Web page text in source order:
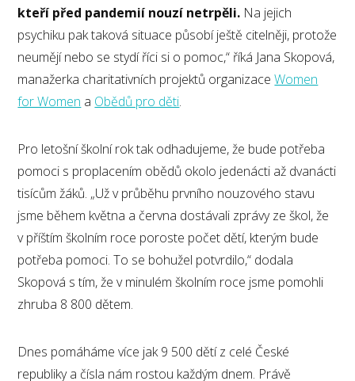
kteří před pandemií nouzí netrpěli. Na jejich
psychiku pak taková situace působí ještě citelněji, protože
neumějí nebo se stydí říci si o pomoc,“ říká Jana Skopová,
manažerka charitativních projektů organizaceWomen
for Women a Obědů pro děti.
Pro letošní školní rok tak odhadujeme, že bude potřeba
pomoci s proplacením obědů okolo jedenácti až dvanácti
tisícům žáků. „Už v průběhu prvního nouzového stavu
jsme během května a června dostávali zprávy ze škol, že
v příštím školním roce poroste počet dětí, kterým bude
potřeba pomoci. To se bohužel potvrdilo,“ dodala
Skopová s tím, že v minulém školním roce jsme pomohli
zhruba 8 800 dětem.
Dnes pomáháme více jak 9 500 dětí z celé České
republiky a čísla nám rostou každým dnem. Právě